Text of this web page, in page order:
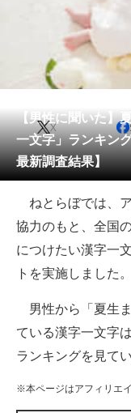
会員記事
メディア
注目記事を集めた総
ITの今と未来を見通
スマホと通信の最
好きが集まる 比べ
ビジネスと働き方の
AI活用のいまが分か
【男性に聞いた】
一文字」ランキン
最新調査結果】
X
ねとらぼでは、
協力のもと、全国
につけたい漢字一
トを実施しました。
男性から「夏生
ている漢字一文字
ランキングを見て
※本ページはアフィリエ